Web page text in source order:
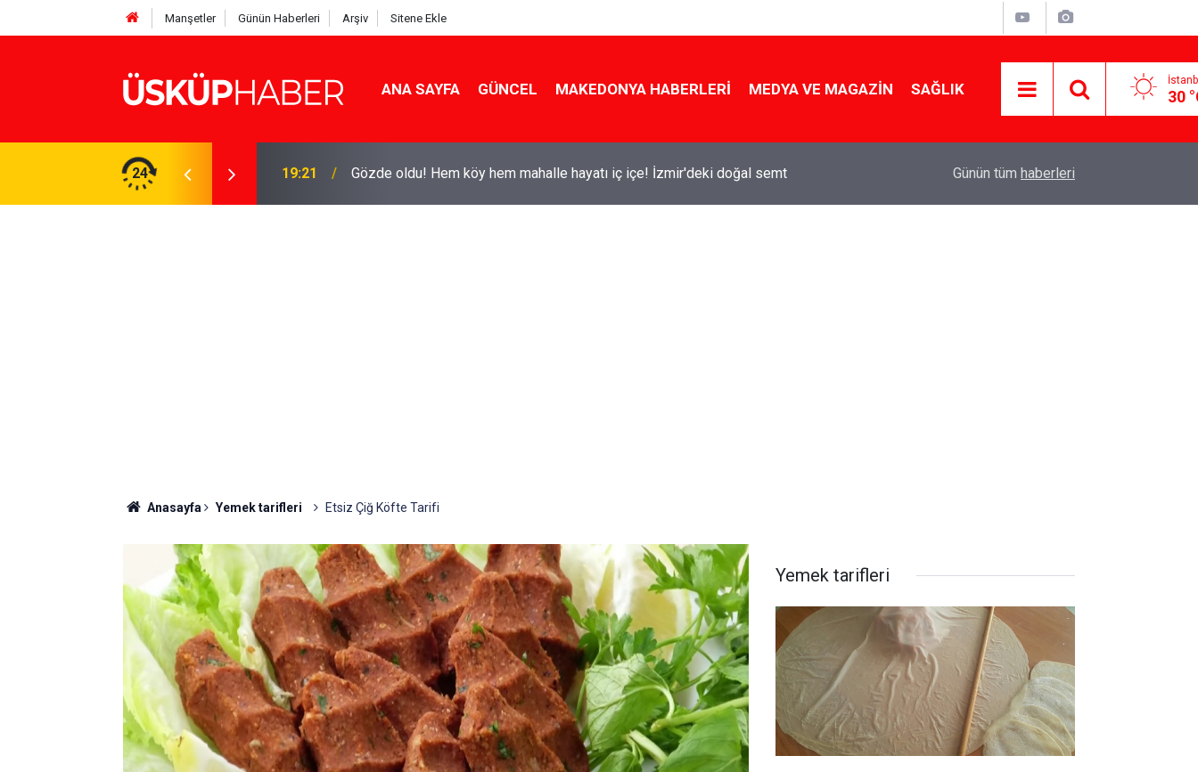
Manşetler Günün Haberleri Arşiv Sitene Ekle
ANA SAYFA GÜNCEL MAKEDONYA HABERLERI MEDYA VE MAGAZIN SAĞLIK 30
24 19:21 Gözde oldu! Hem köy hem mahalle hayatı iç içe! İzmir'deki doğal semt
yapmanın sırrı
Günün tüm haberleri
Anasayfa Yemek tarifleri Etsiz Çiğ Köfte Tarifi
Yemek tarifleri